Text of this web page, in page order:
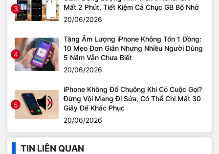
3
Mất 2 Phút, Tiết Kiệm Cả Chục GB Bộ Nhớ
20/06/2026
4
Tăng Âm Lượng iPhone Không Tốn 1 Đồng:
10 Mẹo Đơn Giản Nhưng Nhiều Người Dùng
5 Năm Vẫn Chưa Biết
20/06/2026
5
iPhone Không Đổ Chuông Khi Có Cuộc Gọi?
Đừng Vội Mang Đi Sửa, Có Thể Chỉ Mất 30
Giây Để Khắc Phục
20/06/2026
TIN LIÊN QUAN